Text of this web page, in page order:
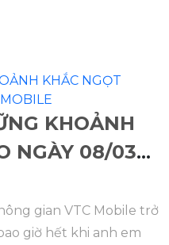
KHOẢNH
NGÀY 08/03
gian VTC Mobile trở
giờ hết khi anh em